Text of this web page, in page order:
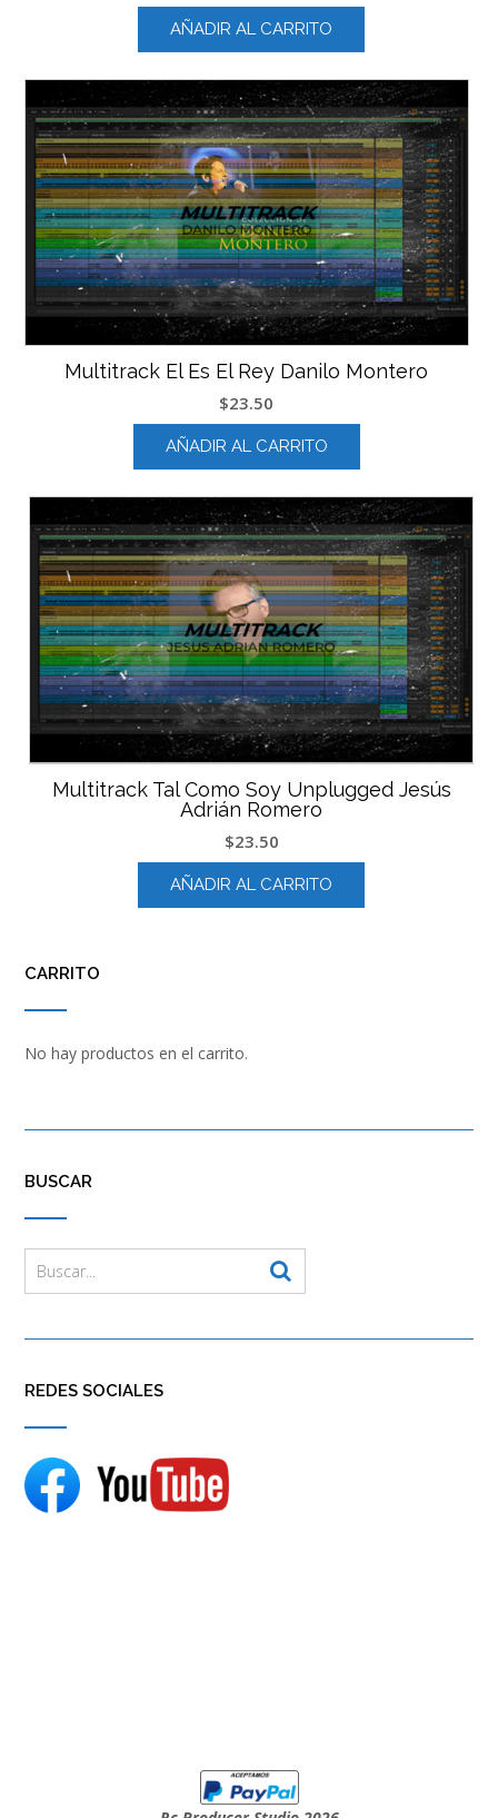
AÑADIR AL CARRITO
Multitrack El Es El Rey Danilo Montero
$23.50
AÑADIR AL CARRITO
Multitrack Tal Como Soy Unplugged Jesús
Adrián Romero
$23.50
AÑADIR AL CARRITO
CARRITO
No hay productos en el carrito.
BUSCAR
REDES SOCIALES